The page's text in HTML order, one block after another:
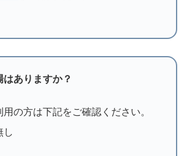
はありますか？
用の方は下記をご確認ください。
し